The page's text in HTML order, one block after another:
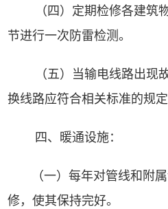
（ 四 ）定期检修各建筑
节进行一次防雷检测。
（五）当输电线路出现
换线路应符合相关标准的规定
四、暖通设施：
（一）每年对管线和附
修，使其保持完好。